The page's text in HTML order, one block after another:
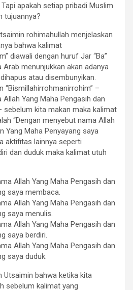
Tapi apakah setiap pribadi Muslim
tujuannya?
rohimahullah menjelaskan
bahwa kalimat
diawali dengan huruf Jar “Ba”
menunjukkan akan adanya
atau disembunyikan.
“Bismillahirrohmanirrohim” –
Yang Maha Pengasih dan
sebelum kita makan maka kalimat
“Dengan menyebut nama Allah
Yang Maha Penyayang saya
aktifitas lainnya seperti
dan duduk maka kalimat utuh
Allah Yang Maha Pengasih dan
saya membaca.
Allah Yang Maha Pengasih dan
saya menulis.
Allah Yang Maha Pengasih dan
saya berdiri.
Allah Yang Maha Pengasih dan
saya duduk.
Utsaimin bahwa ketika kita
sebelum kalimat yang